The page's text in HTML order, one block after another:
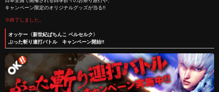
キャンペーン限定のオリジナルグッズが当る!!
※終了しました。
オッケー〈新世紀ぱちんこ ベルセルク〉
ぶった斬り連打バトル キャンペーン開始!!